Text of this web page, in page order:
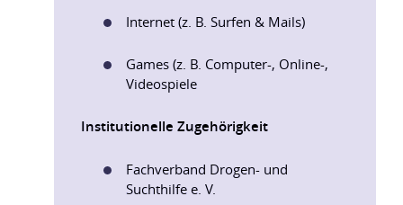
Internet (z. B. Surfen & Mails)
Games (z. B. Computer-, Online-,
Videospiele
Institutionelle Zugehörigkeit
Fachverband Drogen- und
Suchthilfe e. V.